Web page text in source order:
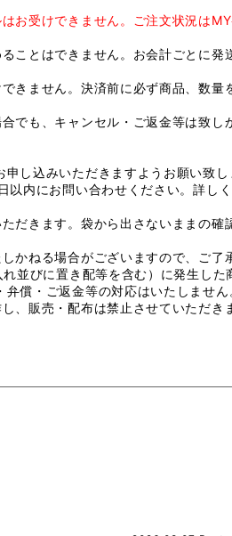
お受けできません。ご注文状況は
ことはできません。お会計ごとに発
きません。決済前に必ず商品、数量
でも、キャンセル・ご返金等は致し
し込みいただきますようお願い致し
内にお問い合わせください。詳し
だきます。袋から出さないままの確
かねる場合がございますので、ご了
並びに置き配等を含む）に発生した
償・ご返金等の対応はいたしません
、販売・配布は禁止させていただき